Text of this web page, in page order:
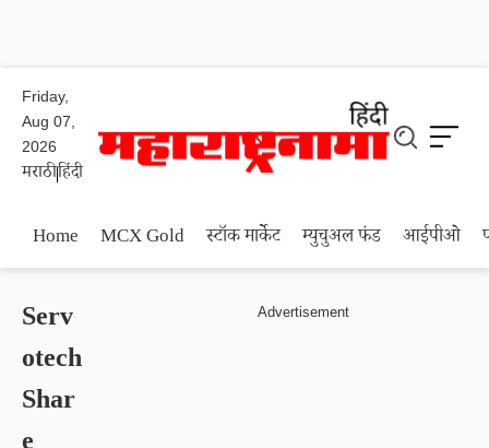
Friday,
Aug 07,
2026
मराठीहिंदी
Home MCX Gold स्टॉक मार्केट म्युचुअल फंड आईपीओ
Serv
otech
Shar